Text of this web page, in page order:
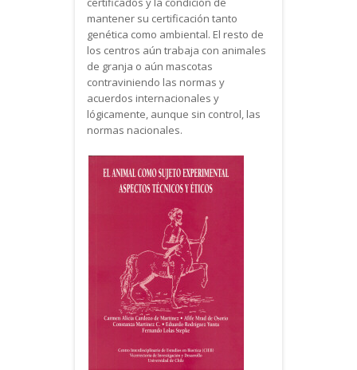
mantener su certificación tanto
genética como ambiental. El resto de
los centros aún trabaja con animales
de granja o aún mascotas
contraviniendo las normas y
acuerdos internacionales y
lógicamente, aunque sin control, las
normas nacionales.